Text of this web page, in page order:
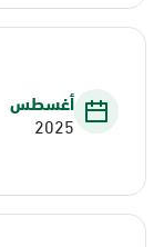
أغسطس
2025